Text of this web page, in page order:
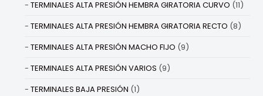
TERMINALES ALTA PRESIÓN HEMBRA GIRATORIA CURVO (11)
TERMINALES ALTA PRESIÓN HEMBRA GIRATORIA RECTO (8)
TERMINALES ALTA PRESIÓN MACHO FIJO (9)
TERMINALES ALTA PRESIÓN VARIOS (9)
TERMINALES BAJA PRESIÓN (1)